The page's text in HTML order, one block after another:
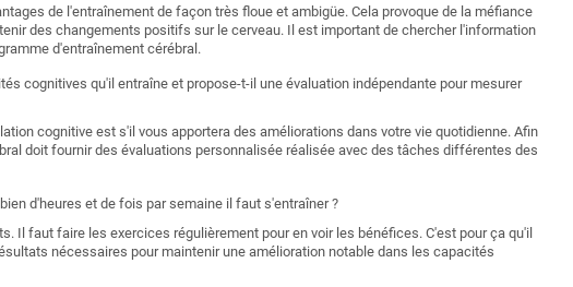
de l'entraînement de façon très floue et ambigüe. Cela provoque de la méfiance
des changements positifs sur le cerveau. Il est important de chercher l'information
d'entraînement cérébral.
cognitives qu'il entraîne et propose-t-il une évaluation indépendante pour mesurer
cognitive est s'il vous apportera des améliorations dans votre vie quotidienne. Afin
doit fournir des évaluations personnalisée réalisée avec des tâches différentes des
d'heures et de fois par semaine il faut s'entraîner ?
Il faut faire les exercices régulièrement pour en voir les bénéfices. C'est pour ça qu'il
nécessaires pour maintenir une amélioration notable dans les capacités